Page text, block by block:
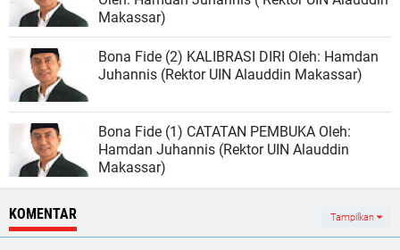
Makassar)
Bona Fide (2) KALIBRASI DIRI Oleh: Hamdan
Juhannis (Rektor UIN Alauddin Makassar)
Bona Fide (1) CATATAN PEMBUKA Oleh:
Hamdan Juhannis (Rektor UIN Alauddin
Makassar)
KOMENTAR Tampilkan